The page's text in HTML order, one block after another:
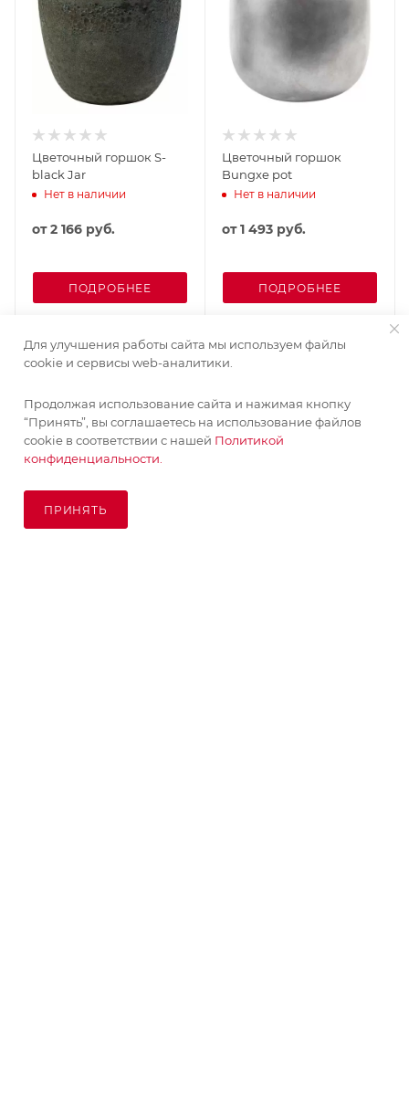
Цветочный горшок S-
black Jar
Нет в наличии
от2 166 руб.
ПОДРОБНЕЕ
Цветочный горшок
Bungxe pot
Нет в наличии
от1 493 руб.
ПОДРОБНЕЕ
Для улучшения работы сайта мы используем файлы
cookie и сервисы web-аналитики.
Продолжая использование сайта и нажимая кнопку
“Принять”, вы соглашаетесь на использование файлов
cookie в соответствии с нашей Политикой
конфиденциальности.
ПРИНЯТЬ